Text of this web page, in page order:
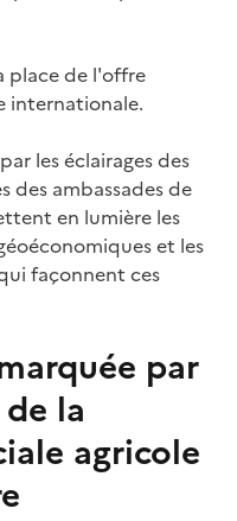
place de l'offre
internationale.
les éclairages des
des ambassades de
en lumière les
et les
façonnent ces
par
la
agricole